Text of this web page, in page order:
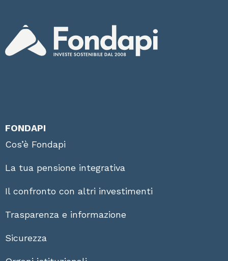
FONDAPI
Cos’è Fondapi
La tua pensione integrativa
Il confronto con altri investimenti
Trasparenza e informazione
Sicurezza